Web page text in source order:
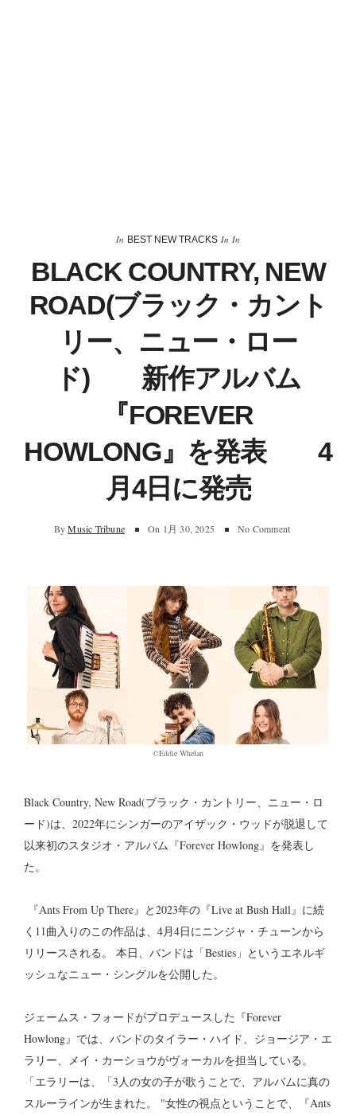
In BEST NEW TRACKS In In
BLACK COUNTRY, NEW
ROAD(ブラック・カント
リー、ニュー・ロー
ド) 新作アルバム
『FOREVER
HOWLONG』を発表 4
月4日に発売
By Music Tribune On 1月 30, 2025 No Comment
©︎Eddie Whelan
Black Country, New Road(ブラック・カントリー、ニュー・ロ
ード)は、2022年にシンガーのアイザック・ウッドが脱退して
以来初のスタジオ・アルバム『Forever Howlong』を発表し
た。
『Ants From Up There』と2023年の『Live at Bush Hall』に続
く11曲入りのこの作品は、4月4日にニンジャ・チューンから
リリースされる。 本日、バンドは「Besties」というエネルギ
ッシュなニュー・シングルを公開した。
ジェームス・フォードがプロデュースした『Forever
Howlong』では、バンドのタイラー・ハイド、ジョージア・エ
ラリー、メイ・カーショウがヴォーカルを担当している。
「エラリーは、「3人の女の子が歌うことで、アルバムに真の
スルーラインが生まれた。 "女性の視点ということで、『Ants